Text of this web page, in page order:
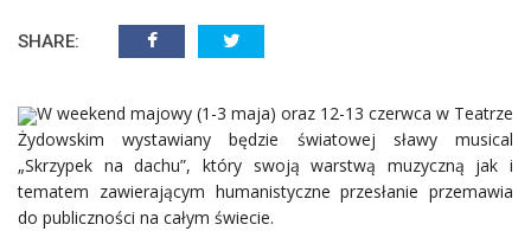
SHARE:
W weekend majowy (1-3 maja) oraz 12-13 czerwca w Teatrze
Żydowskim wystawiany będzie światowej sławy musical
„Skrzypek na dachu”, który swoją warstwą muzyczną jak i
tematem zawierającym humanistyczne przesłanie przemawia
do publiczności na całym świecie.